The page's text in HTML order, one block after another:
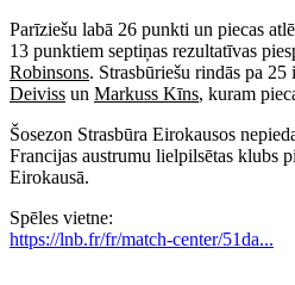
Parīziešu labā 26 punkti un piecas
13 punktiem septiņas rezultatīvas
Robinsons. Strasbūriešu rindās pa 25
Deiviss un Markuss Kīns, kuram
Šosezon Strasbūra Eirokausos
Francijas austrumu lielpilsētas klubs
Eirokausā.
Spēles vietne:
https://lnb.fr/fr/match-center/51da...